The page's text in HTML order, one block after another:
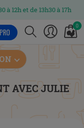
13h30 à 17h
0
AVEC JULIE